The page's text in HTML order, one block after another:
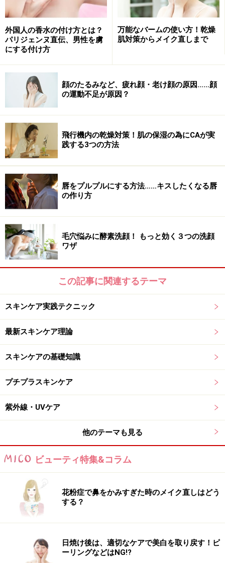
外国人の香水の付け方とは？
パリジェンヌ直伝、男性を虜
にする付け方
万能なバームの使い方！乾燥
肌対策からメイク直しまで
顔のたるみなど、疲れ顔・老け顔の原因……顔
の運動不足が原因？
飛行機内の乾燥対策！肌の保湿の為にCAが実
践する3つの方法
唇をプルプルにする方法……キスしたくなる唇
の作り方
毛穴悩みに酵素洗顔！ もっと効く３つの洗顔
ワザ
この記事に関連するテーマ
スキンケア実践テクニック
最新スキンケア理論
スキンケアの基礎知識
プチプラスキンケア
紫外線・UVケア
他のテーマも見る
ビューティ特集&コラム
花粉症で鼻をかみすぎた時のメイク直しはどう
する？
日焼け後は、適切なケアで美白を取り戻す！ピ
ーリングなどはNG!?